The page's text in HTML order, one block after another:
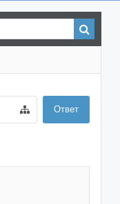
Ответ